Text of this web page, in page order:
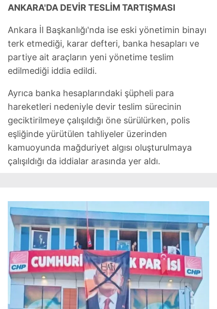
ANKARA'DA DEVİR TESLİM TARTIŞMASI
Ankara İl Başkanlığı'nda ise eski yönetimin binayı
terk etmediği, karar defteri, banka hesapları ve
partiye ait araçların yeni yönetime teslim
edilmediği iddia edildi.
Ayrıca banka hesaplarındaki şüpheli para
hareketleri nedeniyle devir teslim sürecinin
geciktirilmeye çalışıldığı öne sürülürken, polis
eşliğinde yürütülen tahliyeler üzerinden
kamuoyunda mağduriyet algısı oluşturulmaya
çalışıldığı da iddialar arasında yer aldı.